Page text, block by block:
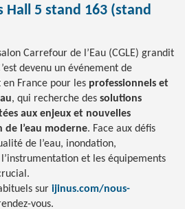
Hall 5 stand 163 (stand
Carrefour de l’Eau (CGLE) grandit
devenu un événement de
France pour les professionnels et
, qui recherche des solutions
aux enjeux et nouvelles
l’eau moderne. Face aux défis
de l’eau, inondation,
et les équipements
sur ijinus.com/nous-
vous.